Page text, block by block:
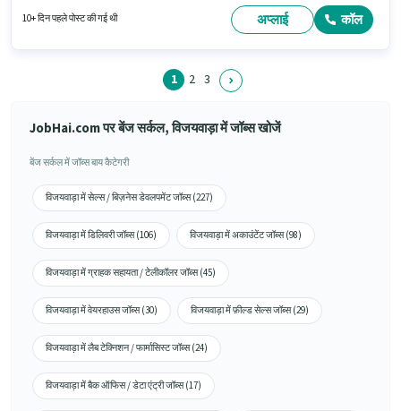
है। इस पद के लिए आवश्यक दस्तावेज़ जैसे PAN कार्ड, आधार कार्ड, 2-व्हीलर ड्राइविंग
10+ दिन पहले पोस्ट की गई थी अप्लाई कॉल
1 2 3
JobHai.com पर बेंज सर्कल, विजयवाड़ा में जॉब्स खोजें
बेंज सर्कल में जॉब्स बाय कैटेगरी
विजयवाड़ा में सेल्स / बिज़नेस डेवलपमेंट जॉब्स (227)
विजयवाड़ा में डिलिवरी जॉब्स (106) विजयवाड़ा में अकाउंटेंट जॉब्स (98)
विजयवाड़ा में ग्राहक सहायता / टेलीकॉलर जॉब्स (45)
विजयवाड़ा में वेयरहाउस जॉब्स (30) विजयवाड़ा में फ़ील्ड सेल्स जॉब्स (29)
विजयवाड़ा में लैब टेक्निशन / फार्मासिस्ट जॉब्स (24)
विजयवाड़ा में बैक ऑफिस / डेटा एंट्री जॉब्स (17)